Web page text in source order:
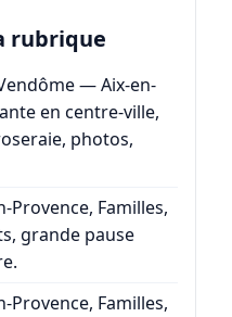
rubrique
— Aix-en-
en centre-ville,
photos,
Provence, Familles,
grande pause
Familles,